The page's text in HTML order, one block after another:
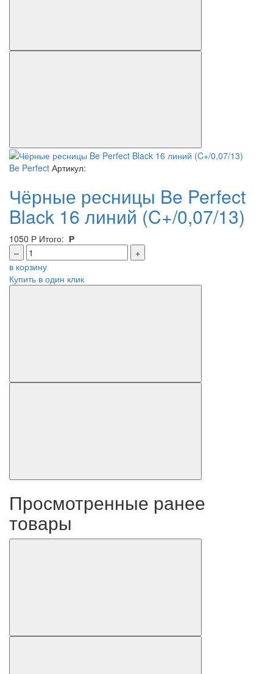
Be Perfect Артикул:
Чёрные ресницы Be Perfect
Black 16 линий (C+/0,07/13)
1050 Р Итого: Р
–
+
в корзину
Купить в один клик
Просмотренные ранее
товары